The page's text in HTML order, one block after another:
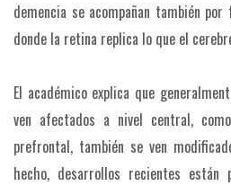
demencia se acompañan también
donde la retina replica lo que el
El académico explica que
ven afectados a nivel central,
prefrontal, también se ven
hecho, desarrollos recientes están